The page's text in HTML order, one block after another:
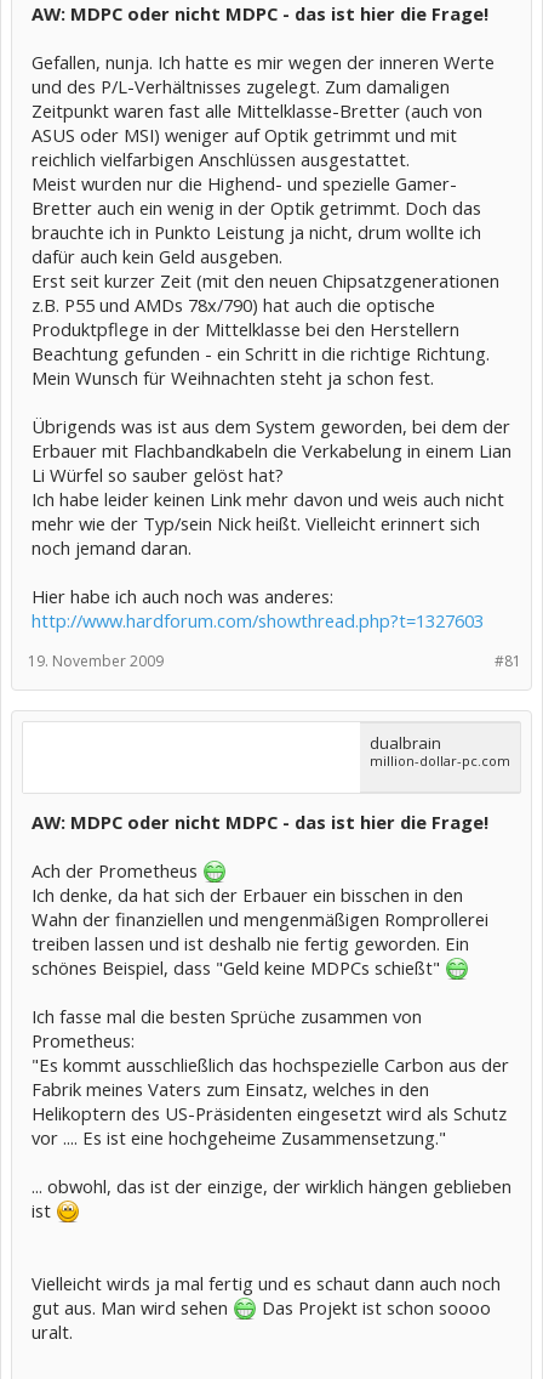
AW: MDPC oder nicht MDPC - das ist hier die Frage!
Gefallen, nunja. Ich hatte es mir wegen der inneren Werte
und des P/L-Verhältnisses zugelegt. Zum damaligen
Zeitpunkt waren fast alle Mittelklasse-Bretter (auch von
ASUS oder MSI) weniger auf Optik getrimmt und mit
reichlich vielfarbigen Anschlüssen ausgestattet.
Meist wurden nur die Highend- und spezielle Gamer-
Bretter auch ein wenig in der Optik getrimmt. Doch das
brauchte ich in Punkto Leistung ja nicht, drum wollte ich
dafür auch kein Geld ausgeben.
Erst seit kurzer Zeit (mit den neuen Chipsatzgenerationen
z.B. P55 und AMDs 78x/790) hat auch die optische
Produktpflege in der Mittelklasse bei den Herstellern
Beachtung gefunden - ein Schritt in die richtige Richtung.
Mein Wunsch für Weihnachten steht ja schon fest.
Übrigends was ist aus dem System geworden, bei dem der
Erbauer mit Flachbandkabeln die Verkabelung in einem Lian
Li Würfel so sauber gelöst hat?
Ich habe leider keinen Link mehr davon und weis auch nicht
mehr wie der Typ/sein Nick heißt. Vielleicht erinnert sich
noch jemand daran.
Hier habe ich auch noch was anderes:
http://www.hardforum.com/showthread.php?t=1327603
#81
19. November 2009
dualbrain
million-dollar-pc.com
AW: MDPC oder nicht MDPC - das ist hier die Frage!
Ach der Prometheus
Ich denke, da hat sich der Erbauer ein bisschen in den
Wahn der finanziellen und mengenmäßigen Romprollerei
treiben lassen und ist deshalb nie fertig geworden. Ein
schönes Beispiel, dass "Geld keine MDPCs schießt"
Ich fasse mal die besten Sprüche zusammen von
Prometheus:
"Es kommt ausschließlich das hochspezielle Carbon aus der
Fabrik meines Vaters zum Einsatz, welches in den
Helikoptern des US-Präsidenten eingesetzt wird als Schutz
vor .... Es ist eine hochgeheime Zusammensetzung."
... obwohl, das ist der einzige, der wirklich hängen geblieben
ist
Vielleicht wirds ja mal fertig und es schaut dann auch noch
gut aus. Man wird sehen
Das Projekt ist schon soooo
uralt.